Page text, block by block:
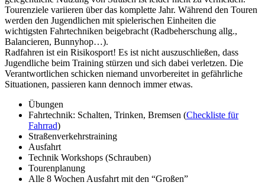
Tourenziele variieren über das komplette Jahr. Während den Touren
werden den Jugendlichen mit spielerischen Einheiten die
wichtigsten Fahrtechniken beigebracht (Radbeherschung allg.,
Balancieren, Bunnyhop…).
Radfahren ist ein Risikosport! Es ist nicht auszuschließen, dass
Jugendliche beim Training stürzen und sich dabei verletzen. Die
Verantwortlichen schicken niemand unvorbereitet in gefährliche
Situationen, passieren kann dennoch immer etwas.
Übungen
Fahrtechnik: Schalten, Trinken, Bremsen (Checkliste für
Fahrrad)
Straßenverkehrstraining
Ausfahrt
Technik Workshops (Schrauben)
Tourenplanung
Alle 8 Wochen Ausfahrt mit den “Großen”